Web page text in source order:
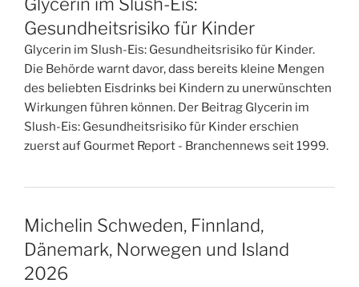
Gesundheitsrisiko für Kinder
Glycerin im Slush-Eis: Gesundheitsrisiko für Kinder.
Die Behörde warnt davor, dass bereits kleine Mengen
des beliebten Eisdrinks bei Kindern zu unerwünschten
Wirkungen führen können. Der Beitrag Glycerin im
Slush-Eis: Gesundheitsrisiko für Kinder erschien
zuerst auf Gourmet Report - Branchennews seit 1999.
Michelin Schweden, Finnland,
Dänemark, Norwegen und Island
2026